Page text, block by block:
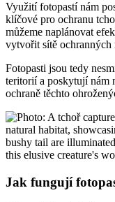
Využití fotopastí nám
klíčové pro ochranu
můžeme naplánovat
vytvořit sítě ochranných
Fotopasti jsou tedy
teritorií a poskytují nám
ochraně těchto
Jak fungují